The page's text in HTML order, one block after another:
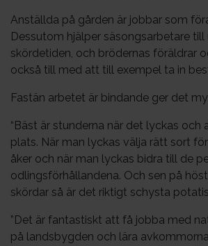
Anställda på gården är jobbar som
Dessutom hjälper säsongsarbetare till
skördetiden, och brödernas föräldrar
också till med att till exempel ta in
Fastän arbetet är bindande ger det
“Bäst är stunderna när det lyckas och
plats. När man lyckas välja rätt sort
åker och när man lyckas bidra till de
odlingsförhållandena. Och sen på
skördar så är det riktigt schysta
”Det är fantastiskt att få jobba med
på landsbygden och lära